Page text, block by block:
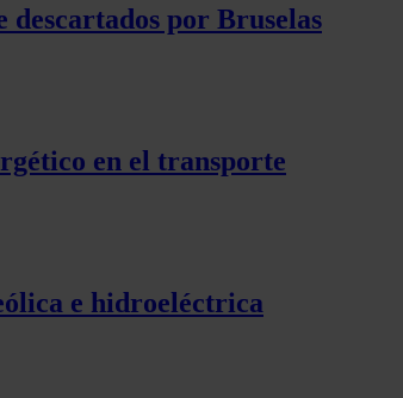
por Bruselas
en el transporte
e hidroeléctrica